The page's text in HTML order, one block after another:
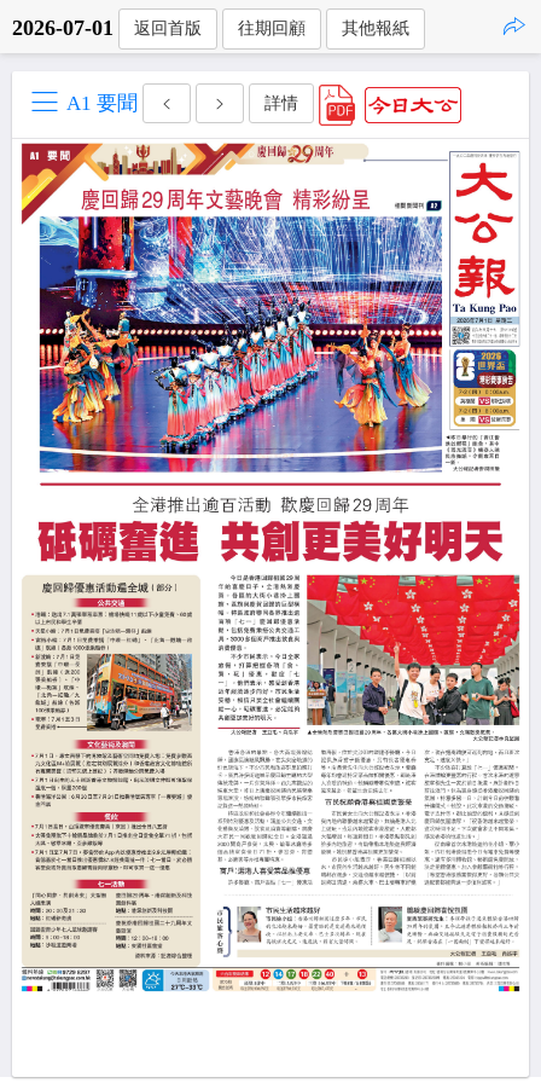
2026-07-01 返回首版 往期回顧 其他報紙
A1 要聞 詳情